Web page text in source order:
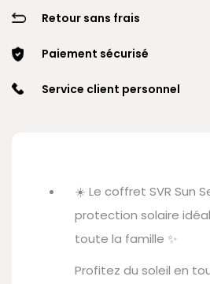
Retour sans frais
Paiement sécurisé
Service client personnel
☀️ Le coffret SVR Sun
protection solaire
toute la famille ✨
Profitez du soleil en